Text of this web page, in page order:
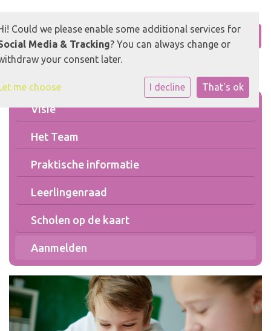
Visie
Het Team
Praktische informatie
Leerlingenraad
Scholen op de kaart
Aanmelden
Could we please enable some additional services for
Media & Tracking? You can always change or
your consent later.
me choose I decline That's ok